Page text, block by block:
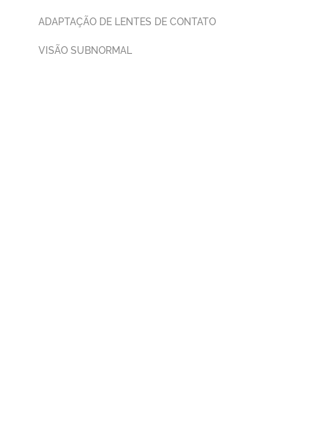
ADAPTAÇÃO DE LENTES DE CONTATO
VISÃO SUBNORMAL